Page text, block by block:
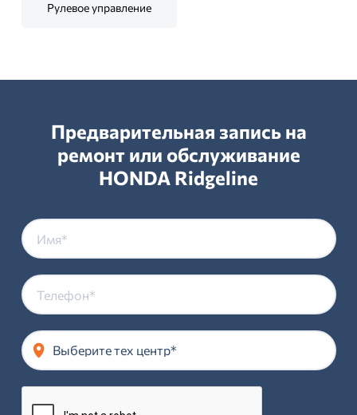
Рулевое управление
Предварительная запись на
ремонт или обслуживание
HONDA Ridgeline
Выберите тех центр*